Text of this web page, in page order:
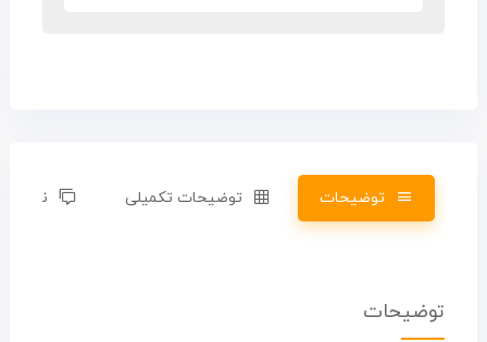
توضیحات توضیحات تکمیلی نظرات (0)
توضیحات